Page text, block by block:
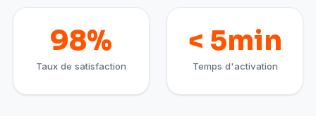
98%
Taux de satisfaction
< 5min
Temps d'activation